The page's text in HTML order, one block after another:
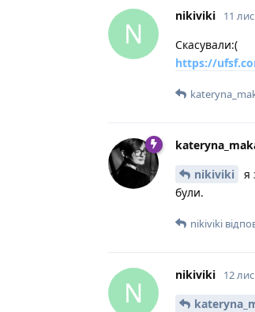
N
nikiviki 11
Скасували:(
https://
nikiviki
я
були.
nikiviki
N
nikiviki 12